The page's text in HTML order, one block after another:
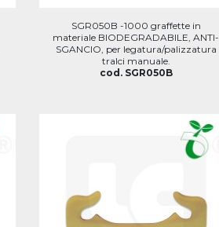
SGR050B -1000 graffette in
materiale BIODEGRADABILE, ANTI-
SGANCIO, per legatura/palizzatura
tralci manuale.
cod. SGR050B